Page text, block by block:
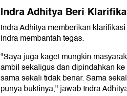
Indra Adhitya Beri
Indra Adhitya memberikan
Indra membantah tegas.
"Saya juga kaget mungkin
ambil sekaligus dan dipindahkan
sama sekali tidak benar. Sama
punya buktinya," jawab Indra